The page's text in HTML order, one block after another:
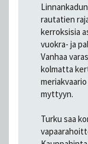
rautatien
kerroksisia
vuokra- ja
Vanhaa
kolmatta
myttyyn.
Turku saa